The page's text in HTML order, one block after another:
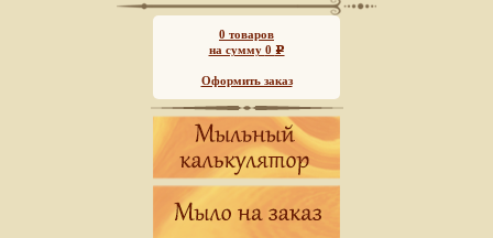
0 товаров
на сумму 0 Р
Оформить заказ